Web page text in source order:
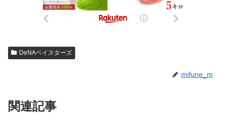
DeNAベイスターズ
mifune_m
関連記事